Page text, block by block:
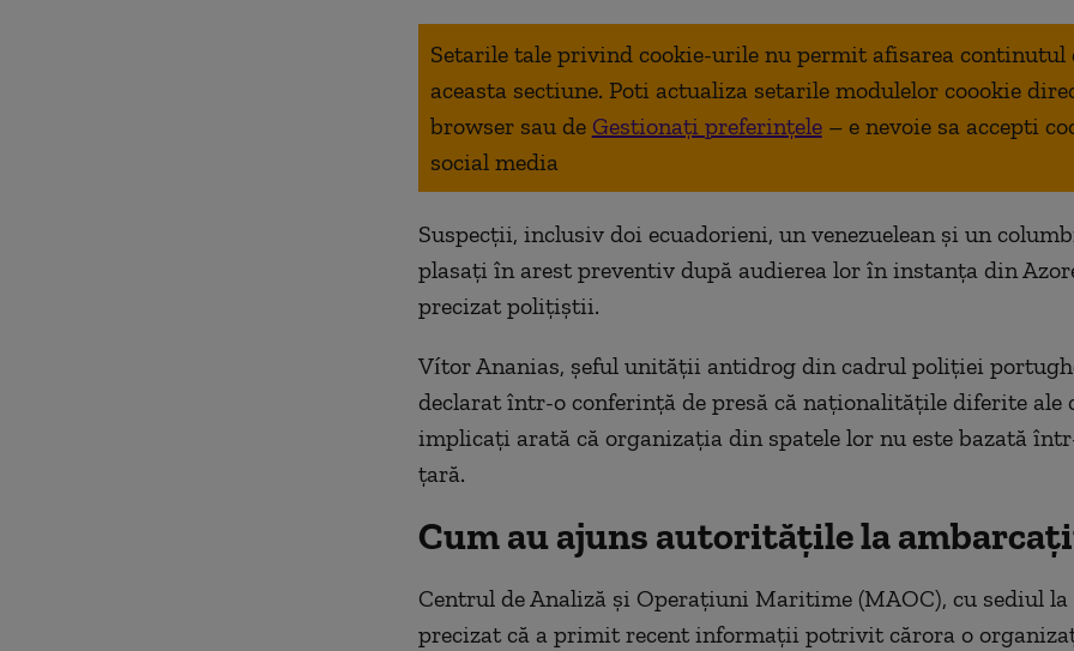
Setarile tale privind cookie-urile nu permit afisarea continutul
aceasta sectiune. Poti actualiza setarile modulelor coookie
browser sau de Gestionați preferințele – e nevoie sa accepti
social media
Suspecții, inclusiv doi ecuadorieni, un venezuelean și un
plasați în arest preventiv după audierea lor în instanța din
precizat polițiștii.
Vítor Ananias, șeful unității antidrog din cadrul poliției
declarat într-o conferință de presă că naționalitățile diferite ale
implicați arată că organizația din spatele lor nu este bazată
țară.
Cum au ajuns autoritățile la
Centrul de Analiză și Operațiuni Maritime (MAOC), cu sediul la
precizat că a primit recent informații potrivit cărora o